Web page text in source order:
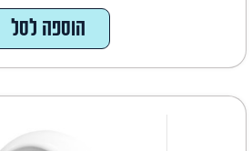
הוספה לסל